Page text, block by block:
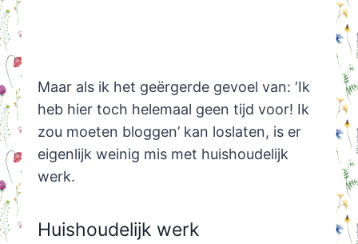
Maar als ik het geërgerde gevoel van: ‘Ik
heb hier toch helemaal geen tijd voor! Ik
zou moeten bloggen’ kan loslaten, is er
eigenlijk weinig mis met huishoudelijk
werk.
Huishoudelijk werk